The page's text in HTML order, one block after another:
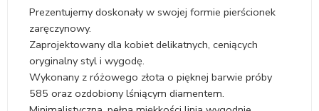
Prezentujemy doskonały w swojej formie pierścionek
zaręczynowy.
Zaprojektowany dla kobiet delikatnych, ceniących
oryginalny styl i wygodę.
Wykonany z różowego złota o pięknej barwie próby
585 oraz ozdobiony lśniącym diamentem.